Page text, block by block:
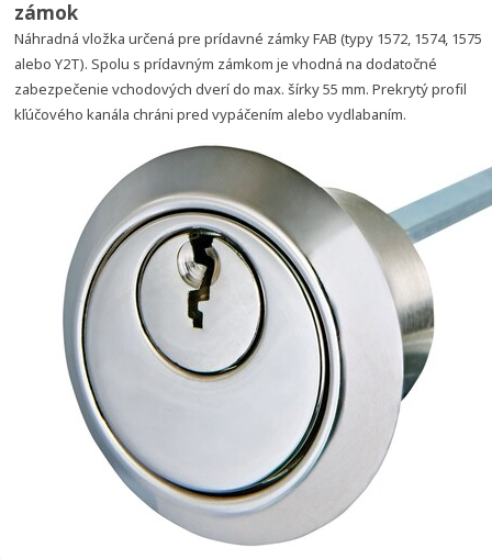
zámok
Náhradná vložka určená pre prídavné zámky FAB (typy 1572, 1574, 1575
alebo Y2T). Spolu s prídavným zámkom je vhodná na dodatočné
zabezpečenie vchodových dverí do max. šírky 55 mm. Prekrytý profil
kľúčového kanála chráni pred vypáčením alebo vydlabaním.